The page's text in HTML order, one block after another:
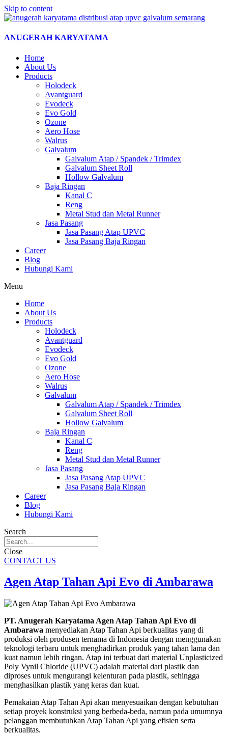
Skip to content
ANUGERAH KARYATAMA
Home
About Us
Products
Holodeck
Avantguard
Evodeck
Evo Gold
Ozone
Aero Hose
Walrus
Galvalum
Galvalum Atap / Spandek / Trimdex
Galvalum Sheet Roll
Hollow Galvalum
Baja Ringan
Kanal C
Reng
Metal Stud dan Metal Runner
Jasa Pasang
Jasa Pasang Atap UPVC
Jasa Pasang Baja Ringan
Career
Blog
Hubungi Kami
Menu
Home
About Us
Products
Holodeck
Avantguard
Evodeck
Evo Gold
Ozone
Aero Hose
Walrus
Galvalum
Galvalum Atap / Spandek / Trimdex
Galvalum Sheet Roll
Hollow Galvalum
Baja Ringan
Kanal C
Reng
Metal Stud dan Metal Runner
Jasa Pasang
Jasa Pasang Atap UPVC
Jasa Pasang Baja Ringan
Career
Blog
Hubungi Kami
Search
Close
CONTACT US
Agen Atap Tahan Api Evo di Ambarawa
PT. Anugerah Karyatama Agen Atap Tahan Api Evo di
Ambarawa menyediakan Atap Tahan Api berkualitas yang di
produksi oleh produsen ternama di Indonesia dengan menggunakan
teknologi terbaru untuk menghadirkan produk yang tahan lama dan
kuat namun lebih ringan. Atap ini terbuat dari material Unplasticized
Poly Vynil Chloride (UPVC) adalah material dari plastik dan
diproses untuk mengurangi kelenturan pada plastik, sehingga
menghasilkan plastik yang keras dan kuat.
Pemakaian Atap Tahan Api akan menyesuaikan dengan kebutuhan
setiap proyek konstruksi yang berbeda-beda, namun pada umumnya
pelanggan membutuhkan Atap Tahan Api yang efisien serta
berkualitas.